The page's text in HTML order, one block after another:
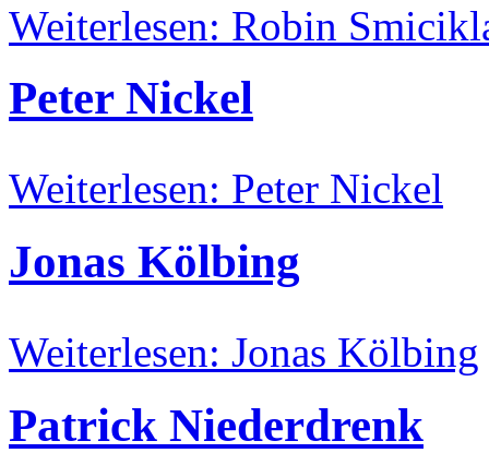
Weiterlesen: Robin
Peter Nickel
Weiterlesen: Peter Nickel
Jonas Kölbing
Weiterlesen: Jonas Kölbing
Patrick Niederdrenk